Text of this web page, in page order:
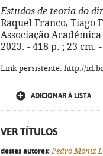
Estudos de teoria do
Raquel Franco, Tiago
Associação
2023. - 418 p. ; 23 cm.
Link persistente: http://
ADICIONAR À LISTA
VER TÍTULOS
destes autores: Pedro Moniz